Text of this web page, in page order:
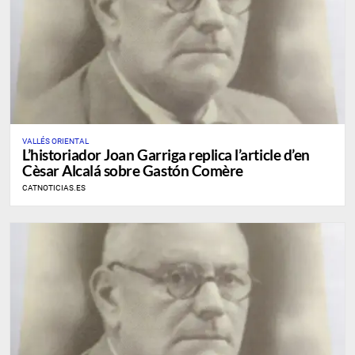
VALLÉS ORIENTAL
L’historiador Joan Garriga replica l’article d’en
Cèsar Alcalá sobre Gastón Comère
CATNOTICIAS.ES